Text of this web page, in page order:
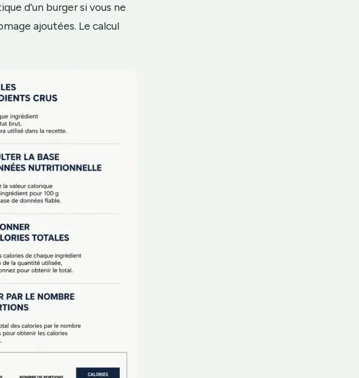
d’un burger si vous ne
ajoutées. Le calcul